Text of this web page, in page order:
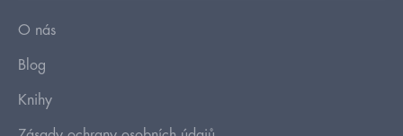
O nás
Blog
Knihy